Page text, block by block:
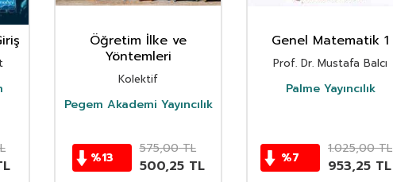
Öğretim İlke ve
Yöntemleri
Kolektif
Pegem Akademi Yayıncılık
%13
575,00TL
500,25TL
Genel Matematik 1
Prof. Dr. Mustafa Balcı
Palme Yayıncılık
%7
1.025,00TL
953,25 TL